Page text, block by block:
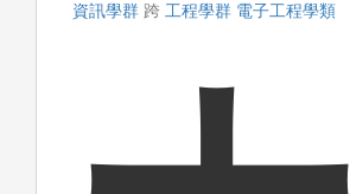
資訊學群 跨 工程學群 電子工程學類